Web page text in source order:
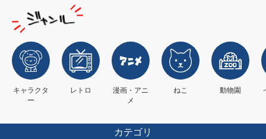
キャラクタ
ー
レトロ
漫画・アニ
メ
ねこ 動物園
カテゴリ